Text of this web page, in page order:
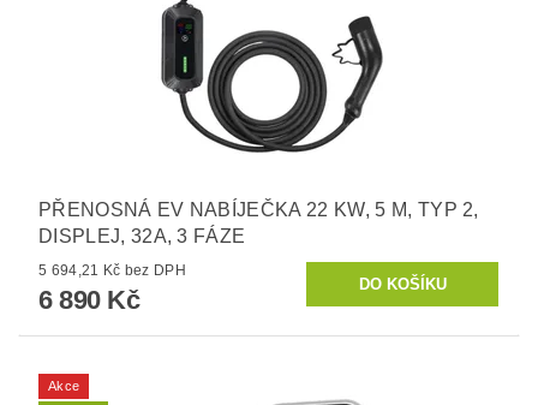
PŘENOSNÁ EV NABÍJEČKA 22 KW, 5 M, TYP 2,
DISPLEJ, 32A, 3 FÁZE
5 694,21 Kč bez DPH
6 890 Kč
Akce